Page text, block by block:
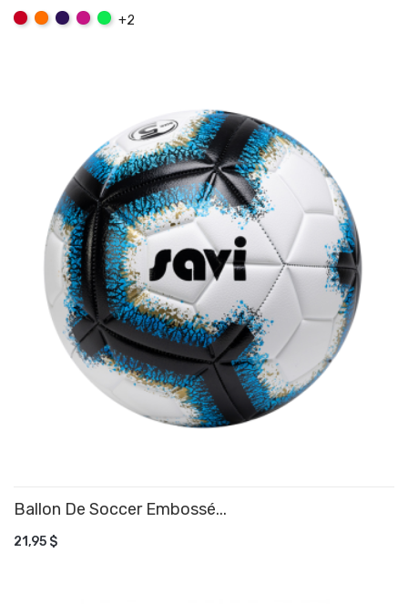
RougeOrangeMauve
RoseVert+2
AJOUTER AU PANIER
Ballon De Soccer Embossé...
21,95 $